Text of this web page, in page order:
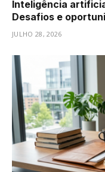
Inteligência
Desafios e
JULHO 28, 2026